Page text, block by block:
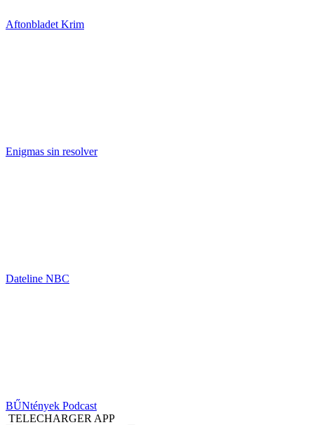
Aftonbladet Krim
Enigmas sin resolver
Dateline NBC
BŰNtények Podcast
TELECHARGER APP